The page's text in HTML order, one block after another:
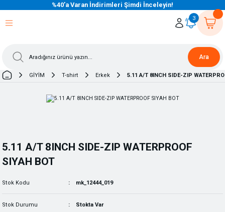
%40’a Varan İndirimleri Şimdi İnceleyin!
Ara
3
GİYİM T-shirt Erkek 5.11 A/T 8INCH SIDE-ZIP
5.11 A/T 8INCH SIDE-ZIP WATERPROOF
SIYAH BOT
Stok Kodu mk_12444_019
Stok Durumu Stokta Var